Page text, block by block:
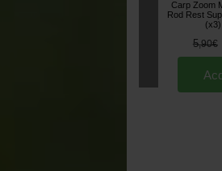
Carp Zoom
Rod Rest
(x3)
5,90€